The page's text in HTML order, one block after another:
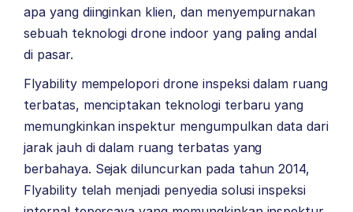
apa yang diinginkan klien, dan menyempurnakan
sebuah teknologi drone indoor yang paling andal
di pasar.
Flyability mempelopori drone inspeksi dalam ruang
terbatas, menciptakan teknologi terbaru yang
memungkinkan inspektur mengumpulkan data dari
jarak jauh di dalam ruang terbatas yang
berbahaya. Sejak diluncurkan pada tahun 2014,
Flyability telah menjadi penyedia solusi inspeksi